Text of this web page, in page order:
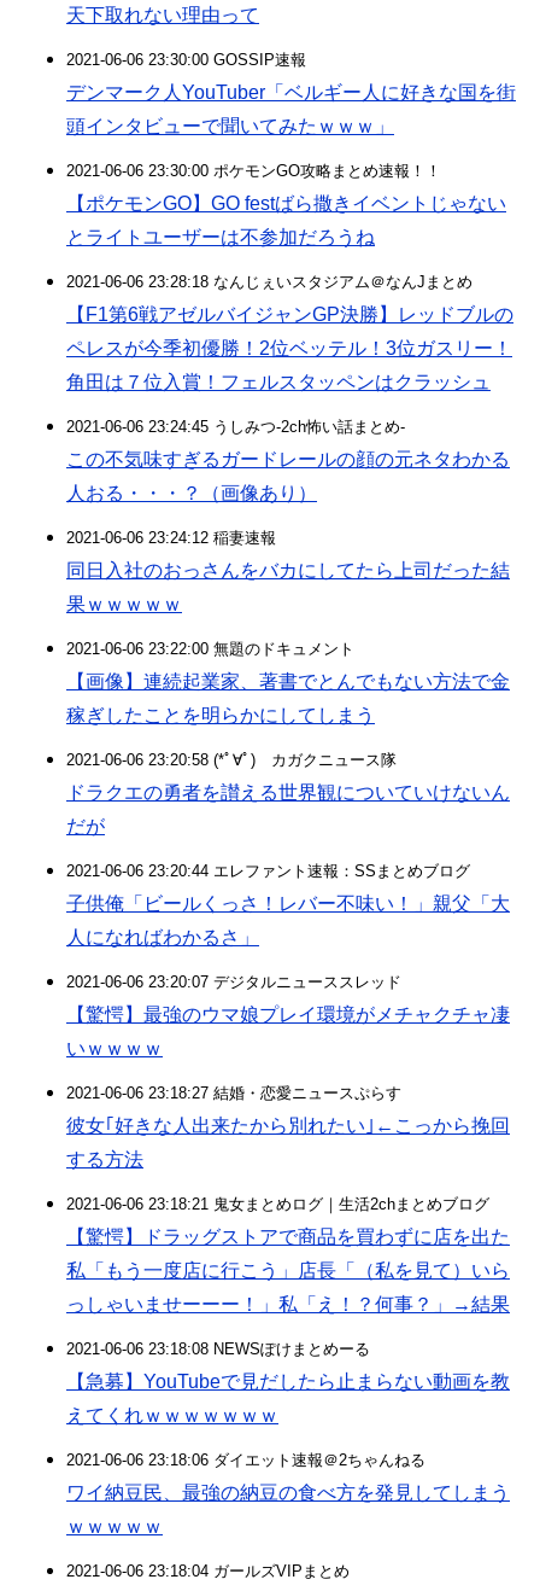
天下取れない理由って
2021-06-06 23:30:00 GOSSIP速報
デンマーク人YouTuber「ベルギー人に好きな国を街
頭インタビューで聞いてみたｗｗｗ」
2021-06-06 23:30:00 ポケモンGO攻略まとめ速報！！
【ポケモンGO】GO festばら撒きイベントじゃない
とライトユーザーは不参加だろうね
2021-06-06 23:28:18 なんじぇいスタジアム＠なんJまとめ
【F1第6戦アゼルバイジャンGP決勝】レッドブルの
ペレスが今季初優勝！2位ベッテル！3位ガスリー！
角田は７位入賞！フェルスタッペンはクラッシュ
2021-06-06 23:24:45 うしみつ-2ch怖い話まとめ-
この不気味すぎるガードレールの顔の元ネタわかる
人おる・・・？（画像あり）
2021-06-06 23:24:12 稲妻速報
同日入社のおっさんをバカにしてたら上司だった結
果ｗｗｗｗｗ
2021-06-06 23:22:00 無題のドキュメント
【画像】連続起業家、著書でとんでもない方法で金
稼ぎしたことを明らかにしてしまう
2021-06-06 23:20:58 (*ﾟ∀ﾟ)ゞカガクニュース隊
ドラクエの勇者を讃える世界観についていけないん
だが
2021-06-06 23:20:44 エレファント速報：SSまとめブログ
子供俺「ビールくっさ！レバー不味い！」親父「大
人になればわかるさ」
2021-06-06 23:20:07 デジタルニューススレッド
【驚愕】最強のウマ娘プレイ環境がメチャクチャ凄
いｗｗｗｗ
2021-06-06 23:18:27 結婚・恋愛ニュースぷらす
彼女｢好きな人出来たから別れたい｣←こっから挽回
する方法
2021-06-06 23:18:21 鬼女まとめログ｜生活2chまとめブログ
【驚愕】ドラッグストアで商品を買わずに店を出た
私「もう一度店に行こう」店長「（私を見て）いら
っしゃいませーーー！」私「え！？何事？」→結果
2021-06-06 23:18:08 NEWSぽけまとめーる
【急募】YouTubeで見だしたら止まらない動画を教
えてくれｗｗｗｗｗｗｗ
2021-06-06 23:18:06 ダイエット速報＠2ちゃんねる
ワイ納豆民、最強の納豆の食べ方を発見してしまう
ｗｗｗｗｗ
2021-06-06 23:18:04 ガールズVIPまとめ